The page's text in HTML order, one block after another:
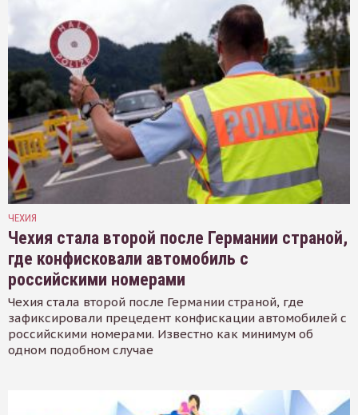
ЧЕХИЯ
Чехия стала второй после Германии страной,
где конфисковали автомобиль с
российскими номерами
Чехия стала второй после Германии страной, где
зафиксировали прецедент конфискации автомобилей с
российскими номерами. Известно как минимум об
одном подобном случае